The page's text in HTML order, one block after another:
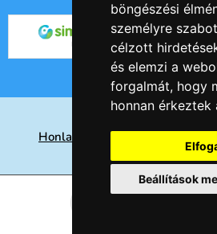
böngészési
személyre
célzott
és elemzi a
forgalmát, hogy
honnan
Beállítások
Honlap készités Nyíregyházán,
© 2026 -Csempe